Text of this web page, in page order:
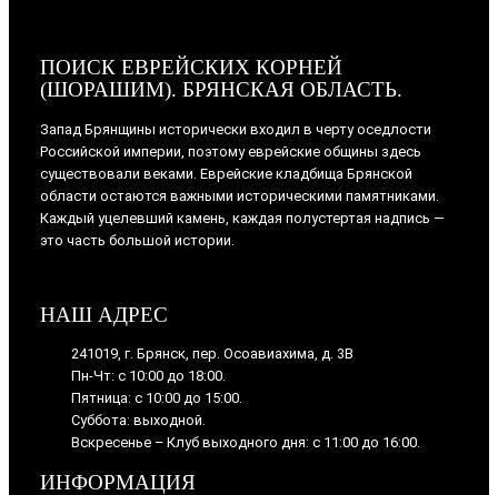
ПОИСК ЕВРЕЙСКИХ КОРНЕЙ
(ШОРАШИМ). БРЯНСКАЯ ОБЛАСТЬ.
Запад Брянщины исторически входил в черту оседлости
Российской империи, поэтому еврейские общины здесь
существовали веками. Еврейские кладбища Брянской
области остаются важными историческими памятниками.
Каждый уцелевший камень, каждая полустертая надпись —
это часть большой истории.
НАШ АДРЕС
241019, г. Брянск, пер. Осоавиахима, д. 3В
Пн-Чт: с 10:00 до 18:00.
Пятница: с 10:00 до 15:00.
Суббота: выходной.
Вскресенье – Клуб выходного дня: с 11:00 до 16:00.
ИНФОРМАЦИЯ